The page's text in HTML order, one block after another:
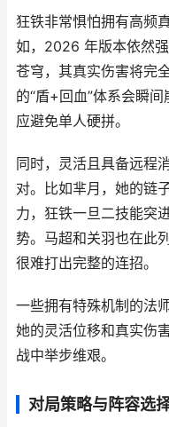
狂铁非常惧怕拥有高频
如，2026 年版本依然
苍穹，其真实伤害将完
的“盾+回血”体系会瞬
应避免单人硬拼。
同时，灵活且具备远程
对。比如芈月，她的链
力，狂铁一旦二技能突
势。马超和关羽也在此
很难打出完整的连招。
一些拥有特殊机制的法
她的灵活位移和真实伤
战中举步维艰。
对局策略与阵容选